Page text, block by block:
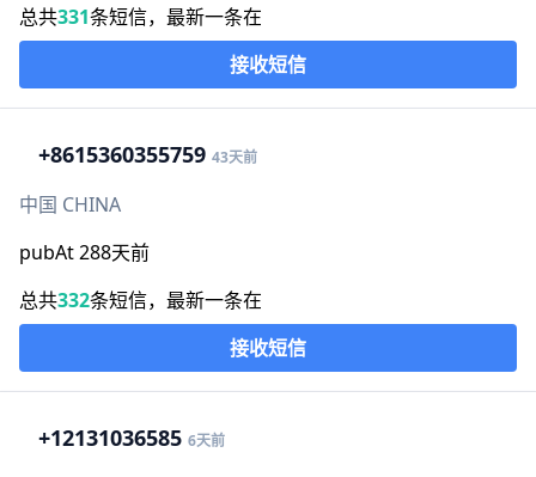
总共331条短信，最新一条在
接收短信
+8615360355759 43天前
中国 CHINA
pubAt 288天前
总共332条短信，最新一条在
接收短信
+12131036585 6天前